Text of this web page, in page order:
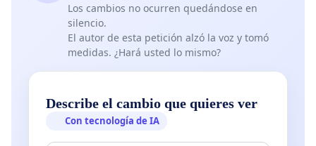
Los cambios no ocurren quedándose en
silencio.
El autor de esta petición alzó la voz y tomó
medidas. ¿Hará usted lo mismo?
Describe el cambio que quieres ver
Con tecnología de IA